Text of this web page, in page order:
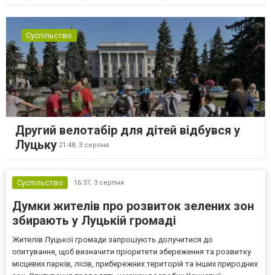
Суспільство
Другий велотабір для дітей відбувся у
Луцьку 21:48, 3 серпня
Суспільство 16:37, 3 серпня
Думки жителів про розвиток зелених зон
збирають у Луцькій громаді
Жителів Луцької громади запрошують долучитися до
опитування, щоб визначити пріоритети збереження та розвитку
місцевих парків, лісів, прибережних територій та інших природних